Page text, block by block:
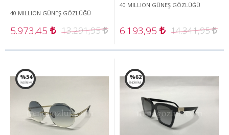
40 MILLION GÜNEŞ GÖZLÜĞÜ
5.973,45 13.291,95
40 MILLION GÜNEŞ GÖZLÜĞÜ
6.193,95 14.341,95
%54
İNDİRİM!
%62
İNDİRİM!